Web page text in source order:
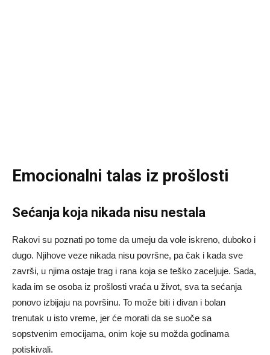
Emocionalni talas iz prošlosti
Sećanja koja nikada nisu nestala
Rakovi su poznati po tome da umeju da vole iskreno, duboko i
dugo. Njihove veze nikada nisu površne, pa čak i kada sve
završi, u njima ostaje trag i rana koja se teško zaceljuje. Sada,
kada im se osoba iz prošlosti vraća u život, sva ta sećanja
ponovo izbijaju na površinu. To može biti i divan i bolan
trenutak u isto vreme, jer će morati da se suoče sa
sopstvenim emocijama, onim koje su možda godinama
potiskivali.